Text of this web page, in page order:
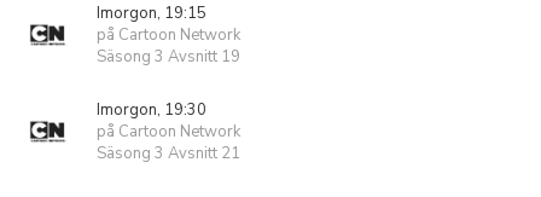
Imorgon, 19:15
på Cartoon Network
Säsong 3 Avsnitt 19
Imorgon, 19:30
på Cartoon Network
Säsong 3 Avsnitt 21